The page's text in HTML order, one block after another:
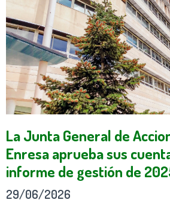
La Junta General de
Enresa aprueba sus
informe de gestión de
29/06/2026